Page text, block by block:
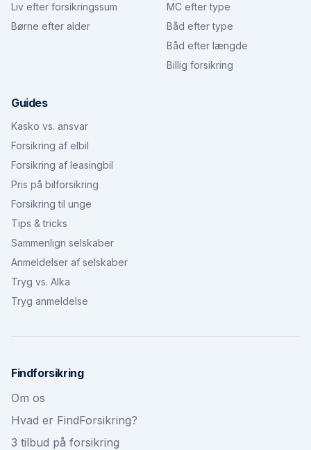
Liv efter forsikringssum
Børne efter alder
MC efter type
Båd efter type
Båd efter længde
Billig forsikring
Guides
Kasko vs. ansvar
Forsikring af elbil
Forsikring af leasingbil
Pris på bilforsikring
Forsikring til unge
Tips & tricks
Sammenlign selskaber
Anmeldelser af selskaber
Tryg vs. Alka
Tryg anmeldelse
Findforsikring
Om os
Hvad er FindForsikring?
3 tilbud på forsikring